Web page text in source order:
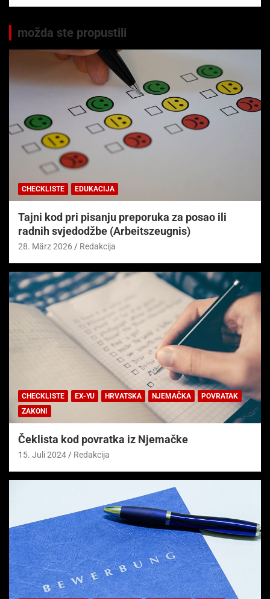
možda ste propustili
CHECKLISTE EDUKACIJA
Tajni kod pri pisanju preporuka za posao ili
radnih svjedodžbe (Arbeitszeugnis)
28. März 2026 Redakcija
CHECKLISTE EX-YU HRVATSKA NJEMAČKA
POVRATAK
ZAKONI
Čeklista kod povratka iz Njemačke
15. Juli 2024 Redakcija